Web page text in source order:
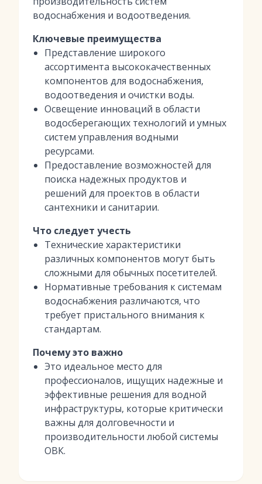
водоснабжения и водоотведения.
Ключевые преимущества
Представление широкого
ассортимента высококачественных
компонентов для водоснабжения,
водоотведения и очистки воды.
Освещение инноваций в области
водосберегающих технологий и умных
систем управления водными
ресурсами.
Предоставление возможностей для
поиска надежных продуктов и
решений для проектов в области
сантехники и санитарии.
Что следует учесть
Технические характеристики
различных компонентов могут быть
сложными для обычных посетителей.
Нормативные требования к системам
водоснабжения различаются, что
требует пристального внимания к
стандартам.
Почему это важно
Это идеальное место для
профессионалов, ищущих надежные и
эффективные решения для водной
инфраструктуры, которые критически
важны для долговечности и
производительности любой системы
ОВК.